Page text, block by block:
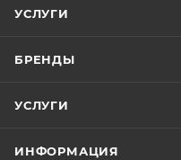
УСЛУГИ
БРЕНДЫ
УСЛУГИ
ИНФОРМАЦИЯ